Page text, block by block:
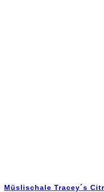
Müslischale Tracey´s